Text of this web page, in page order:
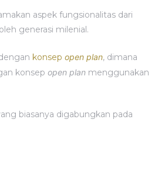
aspek fungsionalitas dari
generasi milenial.
konsep open plan, dimana
konsep open plan menggunakan
biasanya digabungkan pada